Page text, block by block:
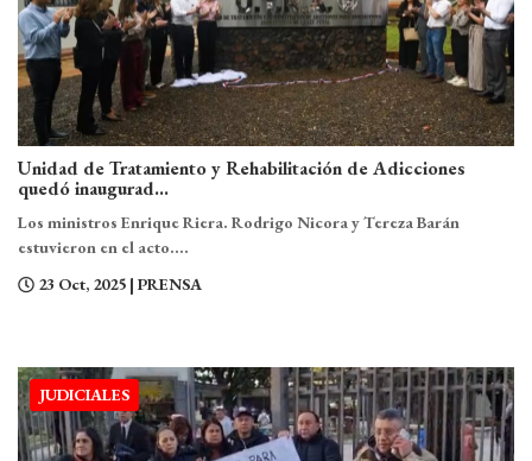
Unidad de Tratamiento y Rehabilitación de Adicciones
quedó inaugurad...
Los ministros Enrique Riera. Rodrigo Nicora y Tereza Barán
estuvieron en el acto....
23 Oct, 2025 | PRENSA
JUDICIALES